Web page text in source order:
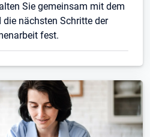
Sie gemeinsam mit dem
nächsten Schritte der
fest.